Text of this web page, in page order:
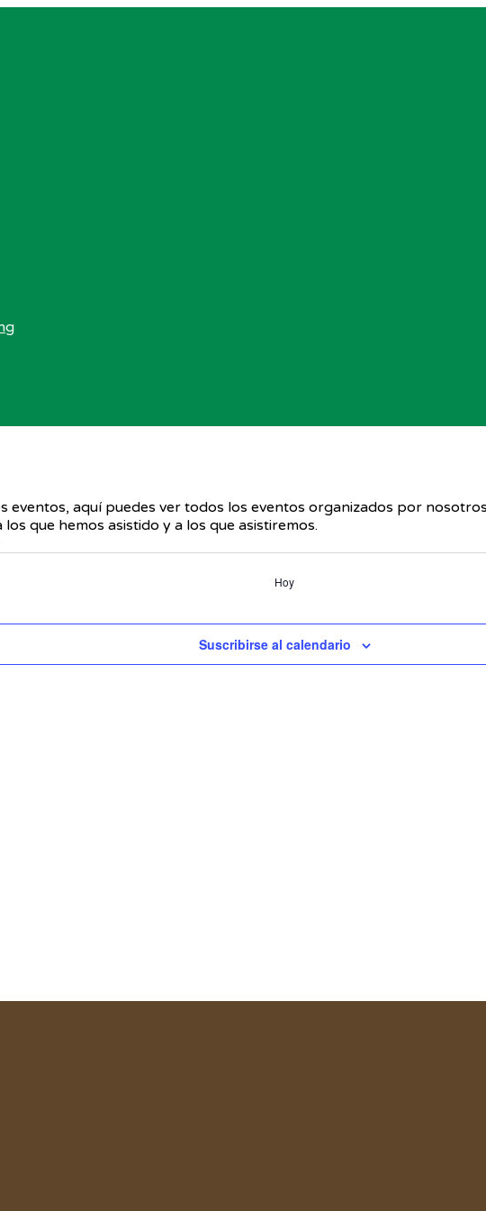
eventos, aquí puedes ver todos los eventos organizados por
que hemos asistido y a los que asistiremos.
Hoy
Suscribirse al calendario